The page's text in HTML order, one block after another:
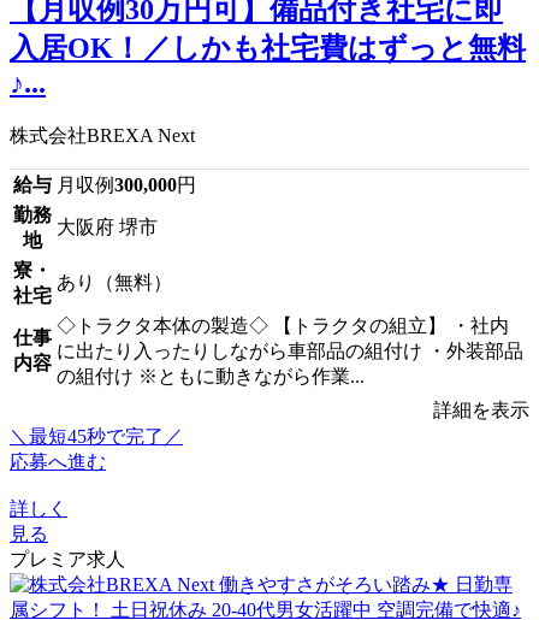
【月収例30万円可】備品付き社宅に即
入居OK！／しかも社宅費はずっと無料
♪...
株式会社BREXA Next
給与 月収例300,000円
勤務
地
大阪府 堺市
寮・
社宅
あり（無料）
仕事
内容
◇トラクタ本体の製造◇ 【トラクタの組立】 ・社内
に出たり入ったりしながら車部品の組付け ・外装部品
の組付け ※ともに動きながら作業...
詳細を表示
＼最短45秒で完了／
応募へ進む
詳しく
見る
プレミア求人